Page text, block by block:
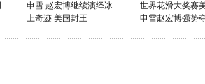
申雪 赵宏博继续演绎冰
上奇迹 美国封王
世界花滑大奖赛
申雪赵宏博强势